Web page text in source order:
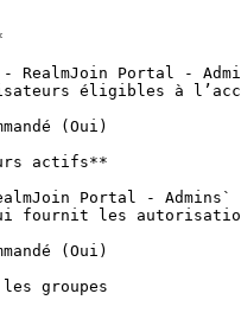
Portal -
éligibles à
(Oui)
actifs**
Portal - Admins`
les
(Oui)
groupes